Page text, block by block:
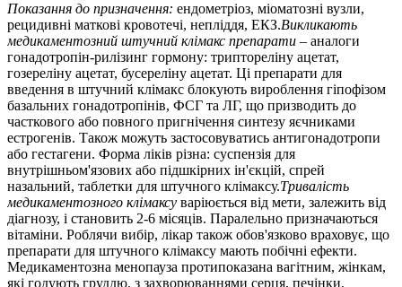
Показання до призначення: ендометріоз, міоматозні вузли,
рецидивні маткові кровотечі, непліддя, ЕКЗ.Викликають
медикаментозний штучний клімакс препарати – аналоги
гонадотропін-рилізинг гормону: триптореліну ацетат,
гозереліну ацетат, бусереліну ацетат. Ці препарати для
введення в штучний клімакс блокують вироблення гіпофізом
базальних гонадотропінів, ФСГ та ЛГ, що призводить до
часткового або повного пригнічення синтезу яєчниками
естрогенів. Також можуть застосовуватись антигонадотропи
або гестагени. Форма ліків різна: суспензія для
внутрішньом'язових або підшкірних ін'єкцій, спрей
назальний, таблетки для штучного клімаксу.Тривалість
медикаментозного клімаксу варіюється від мети, залежить від
діагнозу, і становить 2-6 місяців. Паралельно призначаються
вітаміни. Роблячи вибір, лікар також обов'язково враховує, що
препарати для штучного клімаксу мають побічні ефекти.
Медикаментозна менопауза протипоказана вагітним, жінкам,
які годують груддю, з захворюваннями серця, печінки,